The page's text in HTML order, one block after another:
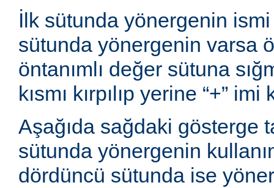
İlk sütunda yönergenin
sütunda yönergenin varsa
öntanımlı değer sütuna
kısmı kırpılıp yerine “+”
Aşağıda sağdaki gösterge
sütunda yönergenin
dördüncü sütunda ise